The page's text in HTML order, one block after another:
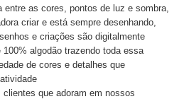
entre as cores, pontos de luz e sombra,
criar e está sempre desenhando,
e criações são digitalmente
algodão trazendo toda essa
de cores e detalhes que
que adoram em nossos